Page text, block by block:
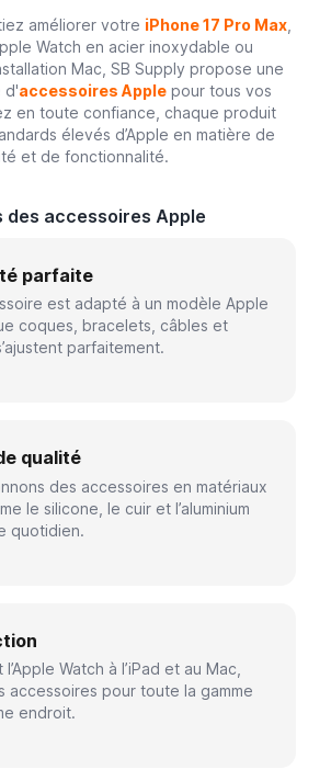
améliorer votre iPhone 17 Pro Max
Watch en acier inoxydable ou
Mac, SB Supply propose une
d'accessoires Apple pour tous vos
en toute confiance, chaque produit
élevés d’Apple en matière de
et de fonctionnalité.
des accessoires Apple
parfaite
est adapté à un modèle Apple
coques, bracelets, câbles et
parfaitement.
qualité
des accessoires en matériaux
le silicone, le cuir et l’aluminium
quotidien.
Watch à l’iPad et au Mac,
accessoires pour toute la gamme
endroit.